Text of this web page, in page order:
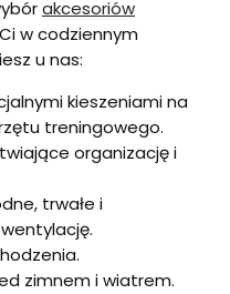
akcesoriów
w codziennym
u nas:
kieszeniami na
treningowego.
organizację i
trwałe i
zimnem i wiatrem.